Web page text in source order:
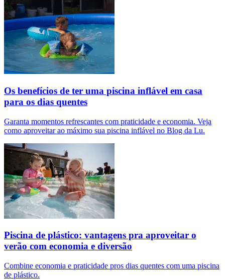
Os benefícios de ter uma piscina inflável em casa
para os dias quentes
Garanta momentos refrescantes com praticidade e economia. Veja
como aproveitar ao máximo sua piscina inflável no Blog da Lu.
Piscina de plástico: vantagens pra aproveitar o
verão com economia e diversão
Combine economia e praticidade pros dias quentes com uma piscina
de plástico.